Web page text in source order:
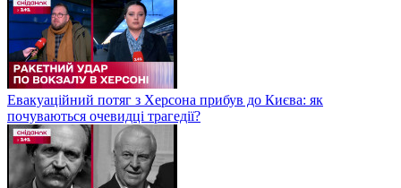
Евакуаційний потяг з Херсона прибув до Києва: як
почуваються очевидці трагедії?